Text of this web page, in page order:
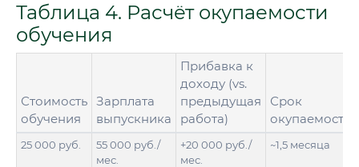
Таблица 4. Расчёт окупаемости
обучения
Стоимость
обучения
Зарплата
выпускника
Прибавка к
доходу (vs.
предыдущая
работа)
Срок
окупаемости
25 000 руб.
55 000 руб./
мес.
+20 000 руб./
мес.
~1,5 месяца